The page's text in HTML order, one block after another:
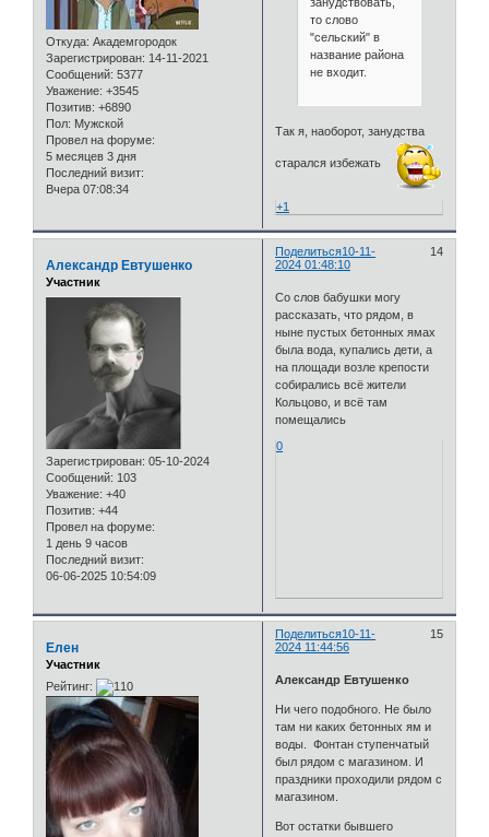
Откуда: Академгородок
Зарегистрирован: 14-11-2021
Сообщений: 5377
Уважение: +3545
Позитив: +6890
Пол: Мужской
Провел на форуме:
5 месяцев 3 дня
Последний визит:
Вчера 07:08:34
то слово
"сельский" в
название района
не входит.
Так я, наоборот, занудства
старался избежать
+1
Поделиться 14
10-11-
2024 01:48:10
Александр Евтушенко
Участник
Зарегистрирован: 05-10-2024
Сообщений: 103
Уважение: +40
Позитив: +44
Провел на форуме:
1 день 9 часов
Последний визит:
06-06-2025 10:54:09
Со слов бабушки могу
рассказать, что рядом, в
ныне пустых бетонных ямах
была вода, купались дети, а
на площади возле крепости
собирались всё жители
Кольцово, и всё там
помещались
0
Поделиться 15
10-11-
2024 11:44:56
Елен
Участник
Рейтинг:
Александр Евтушенко
Ни чего подобного. Не было
там ни каких бетонных ям и
воды. Фонтан ступенчатый
был рядом с магазином. И
праздники проходили рядом с
магазином.
Вот остатки бывшего